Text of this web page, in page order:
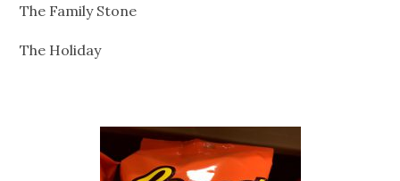
The Family Stone
The Holiday